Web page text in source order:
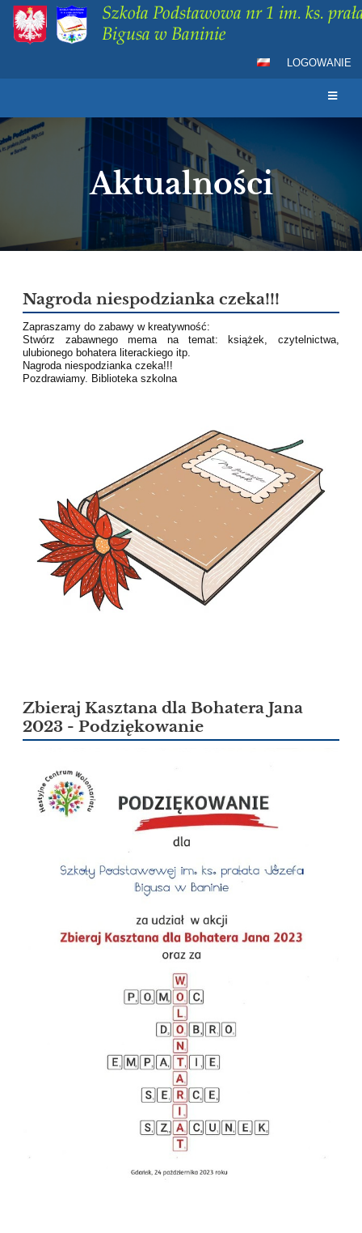
Szkoła Podstawowa nr 1 im. ks.
Bigusa w Baninie
LOGOWANIE
Aktualności
Nagroda niespodzianka czeka!!!
Zapraszamy do zabawy w kreatywność:
Stwórz zabawnego mema na temat: książek, czytelnictwa,
ulubionego bohatera literackiego itp.
Nagroda niespodzianka czeka!!!
Pozdrawiamy. Biblioteka szkolna
Zbieraj Kasztana dla Bohatera Jana
2023 - Podziękowanie